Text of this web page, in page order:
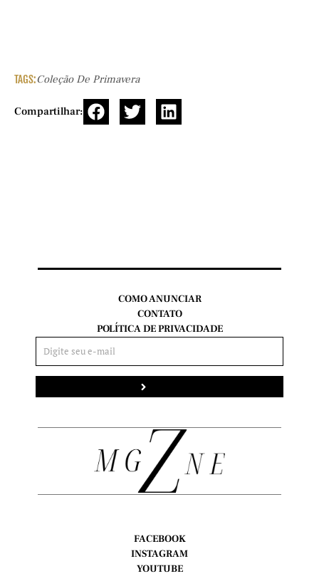
TAGS:Coleção De Primavera
Compartilhar:
FACEBOOK
INSTAGRAM
YOUTUBE
COMO ANUNCIAR
CONTATO
POLÍTICA DE PRIVACIDADE